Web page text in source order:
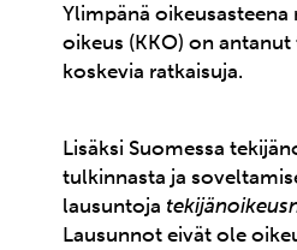
Ylimpänä
oikeus (KKO) on
koskevia ratkaisuja.
Lisäksi Suomessa
tulkinnasta ja
lausuntoja
Lausunnot eivät ole